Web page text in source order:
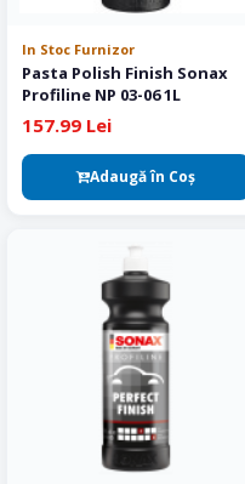
In Stoc Furnizor
Pasta Polish Finish Sonax
Profiline NP 03-06 1L
157.99 Lei
Adaugă în Coş